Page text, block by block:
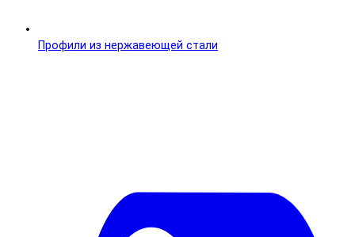
Профили из нержавеющей стали